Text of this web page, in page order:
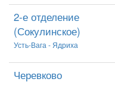
2-е отделение
(Сокулинское)
Усть-Вага - Ядриха
Черевково